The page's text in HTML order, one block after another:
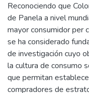
Reconociendo que
de Panela a nivel
mayor consumidor per
se ha considerado
de investigación cuyo
la cultura de consumo
que permitan
compradores de